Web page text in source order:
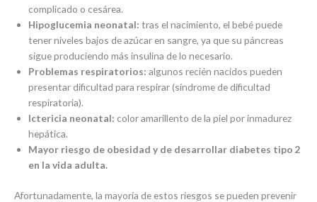
complicado o cesárea.
Hipoglucemia neonatal: tras el nacimiento, el bebé puede
tener niveles bajos de azúcar en sangre, ya que su páncreas
sigue produciendo más insulina de lo necesario.
Problemas respiratorios: algunos recién nacidos pueden
presentar dificultad para respirar (síndrome de dificultad
respiratoria).
Ictericia neonatal: color amarillento de la piel por inmadurez
hepática.
Mayor riesgo de obesidad y de desarrollar diabetes tipo 2
en la vida adulta.
Afortunadamente, la mayoría de estos riesgos se pueden prevenir